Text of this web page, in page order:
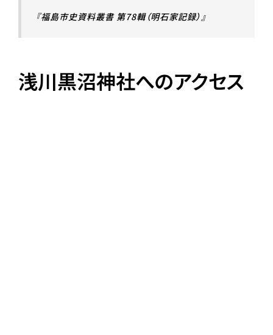
『福島市史資料叢書 第78輯（明石家記録）』
浅川黒沼神社へのアクセス